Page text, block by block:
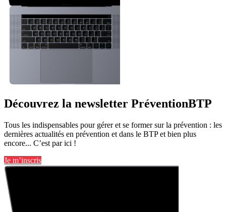
Découvrez la newsletter PréventionBTP
Tous les indispensables pour gérer et se former sur la prévention : les
dernières actualités en prévention et dans le BTP et bien plus
encore... C’est par ici !
Je m’inscris